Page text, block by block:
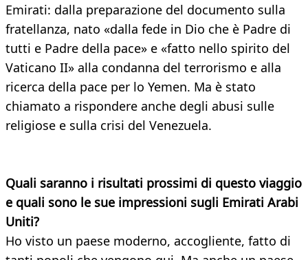
Emirati: dalla preparazione del documento sulla
fratellanza, nato «dalla fede in Dio che è Padre di
tutti e Padre della pace» e «fatto nello spirito del
Vaticano II» alla condanna del terrorismo e alla
ricerca della pace per lo Yemen. Ma è stato
chiamato a rispondere anche degli abusi sulle
religiose e sulla crisi del Venezuela.
Quali saranno i risultati prossimi di questo viaggio
e quali sono le sue impressioni sugli Emirati Arabi
Uniti?
Ho visto un paese moderno, accogliente, fatto di